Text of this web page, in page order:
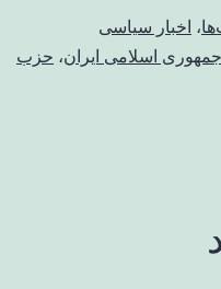
، اخبار سیاسی
اسلامی ایران، حزب